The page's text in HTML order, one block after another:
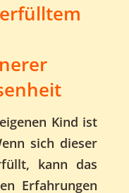
Kind ist
sich dieser
kann das
Erfahrungen